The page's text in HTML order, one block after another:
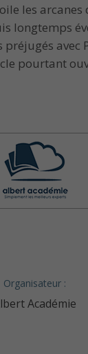
les arcanes
longtemps
avec
pourtant
Organisateur :
Académie